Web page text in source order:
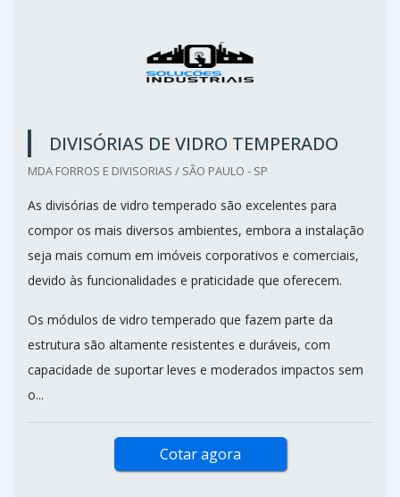
DIVISÓRIAS DE VIDRO TEMPERADO
MDA FORROS E DIVISORIAS / SÃO PAULO - SP
As divisórias de vidro temperado são excelentes para
compor os mais diversos ambientes, embora a instalação
seja mais comum em imóveis corporativos e comerciais,
devido às funcionalidades e praticidade que oferecem.
Os módulos de vidro temperado que fazem parte da
estrutura são altamente resistentes e duráveis, com
capacidade de suportar leves e moderados impactos sem
o...
Cotar agora